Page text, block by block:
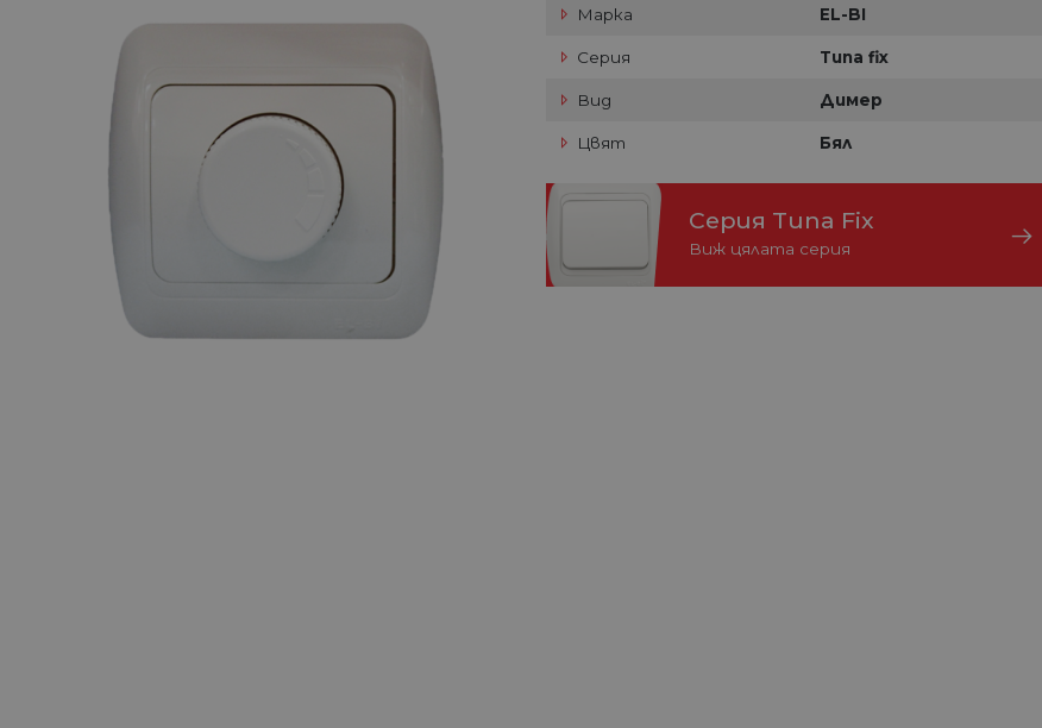
Марка EL-BI
Серия Tuna fix
Вид Димер
Цвят Бял
Серия Tuna Fix
Виж цялата серия